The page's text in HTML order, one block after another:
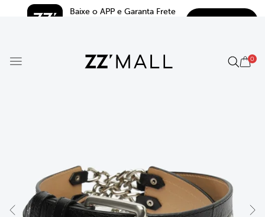
Baixe o APP e Garanta Frete
0